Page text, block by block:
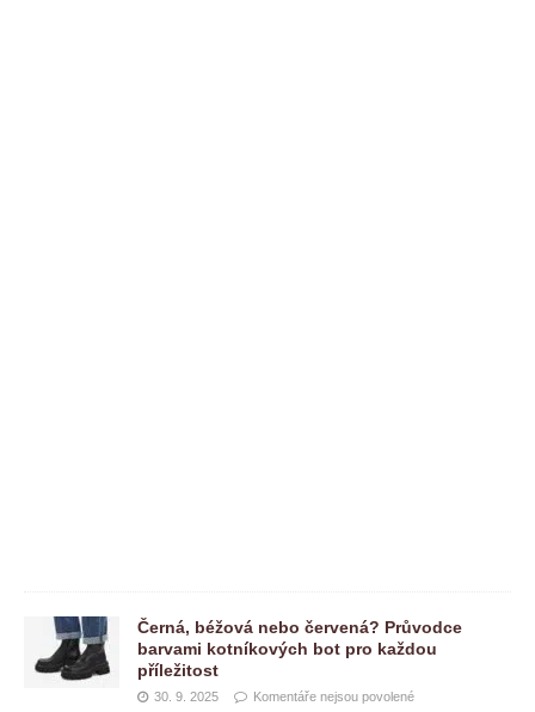
Černá, béžová nebo červená? Průvodce
barvami kotníkových bot pro každou
příležitost
30. 9. 2025 Komentáře nejsou povolené